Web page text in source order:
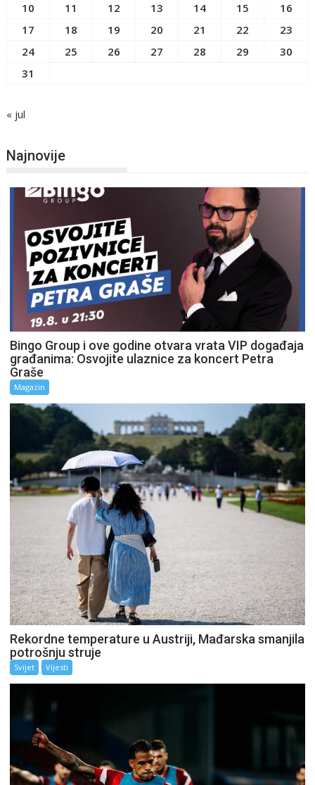
10
11 12 13 14 15
16
17
18 19 20 21 22
23
24
25 26 27 28 29
30
31
« jul
Najnovije
Bingo Group i ove godine otvara vrata VIP događaja
građanima: Osvojite ulaznice za koncert Petra
Graše
Magazin
Rekordne temperature u Austriji, Mađarska smanjila
potrošnju struje
Svijet Vijesti